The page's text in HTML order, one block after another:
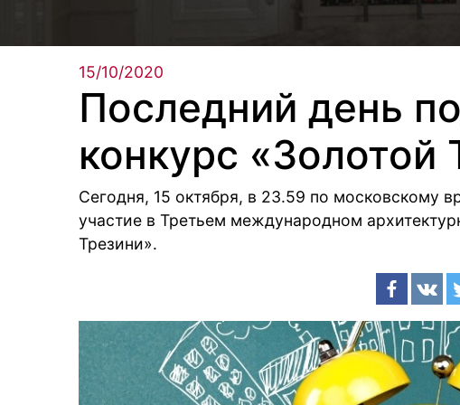
15/10/2020
Последний день
конкурс «Золотой
Сегодня, 15 октября, в 23.59 по московскому
участие в Третьем международном
Трезини».